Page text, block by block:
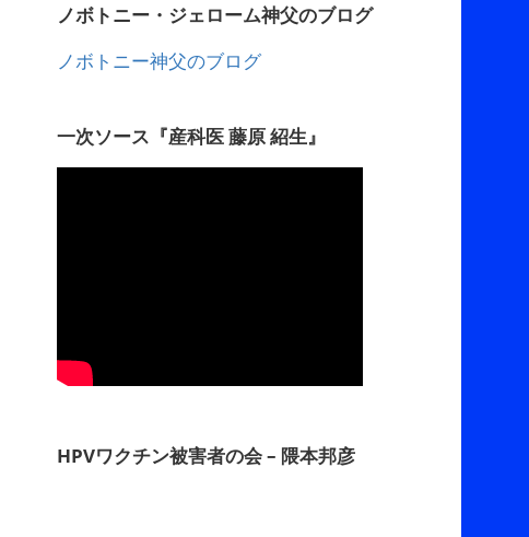
ノボトニー・ジェローム神父のブログ
ノボトニー神父のブログ
一次ソース『産科医 藤原 紹生』
HPVワクチン被害者の会 – 隈本邦彦